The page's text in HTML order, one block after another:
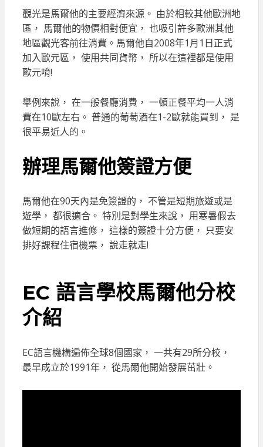
觀光是馬爾他的主要經濟來源。 由於相較其他歐洲地
區， 馬爾他的物價相對便宜， 也吸引許多歐洲其他
地區觀光客前往消費。馬爾他自2008年1月1日正式
加入歐元區， 使用共同貨幣， 所以在這裡都是使用
歐元唷!
舉例來說， 在一般餐廳消費， 一頓正餐平均一人消
費在10歐左右。 普通的葡萄酒在1-2歐就能買到， 是
很平易近人的。
辦理馬爾他簽證方便
馬爾他在90天內是免簽證的， 不管是短期旅遊或是
遊學， 都很適合。 特別是對學生來說， 用寒暑假去
做短期的語言進修， 這樣的簽證十分方便， 只要安
排好課程住宿機票， 說走就走!
EC 語言學校馬爾他分校
介紹
EC語言機構遍佈全球8個國家， 一共有29所分校，
最早成立於1991年， 從馬爾他開始發展茁壯。